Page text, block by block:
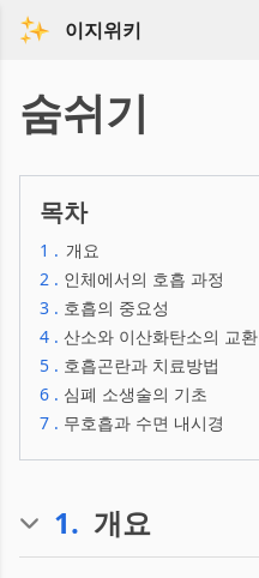
이지위키
숨쉬기
목차
1 . 개요
2 . 인체에서의 호흡 과정
3 . 호흡의 중요성
4 . 산소와 이산화탄소의 교환
5 . 호흡곤란과 치료방법
6 . 심폐 소생술의 기초
7 . 무호흡과 수면 내시경
1. 개요